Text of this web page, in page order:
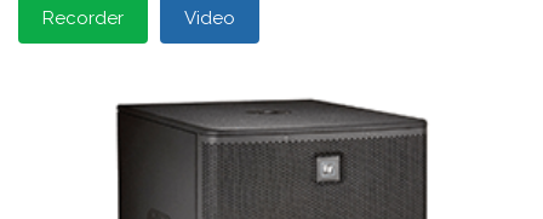
Recorder Video